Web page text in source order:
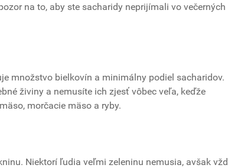
na to, aby ste sacharidy neprijímali vo večerných
množstvo bielkovín a minimálny podiel sacharidov.
živiny a nemusíte ich zjesť vôbec veľa, keďže
morčacie mäso a ryby.
Niektorí ľudia veľmi zeleninu nemusia, avšak